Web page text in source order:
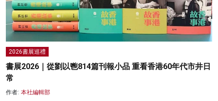
2026書展巡禮
書展2026｜從劉以鬯814篇刊報小品 重看香港60年代市井日
常
作者: 本社編輯部